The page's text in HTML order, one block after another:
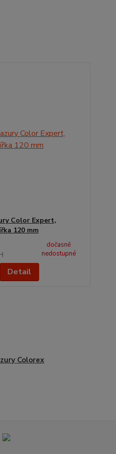
Color Expert,
120 mm
dočasně
nedostupné
Detail
Colorex